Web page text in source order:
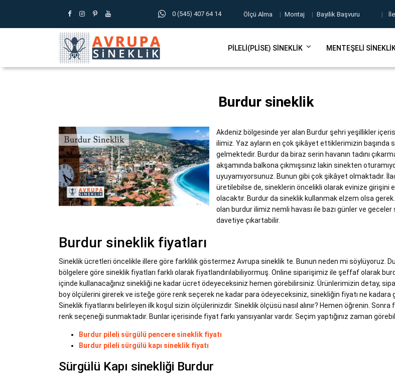
0 (545) 407 64 14 Ölçü Alma | Montaj | Bayilik Başvuru |
PILELI(PLISE) SINEKLIK MENTEŞELI
Burdur sineklik
Akdeniz bölgesinde yer alan Burdur şehri yeşillikler
ilimiz. Yaz ayların en çok şikâyet ettiklerimizin başında
gelmektedir. Burdur da biraz serin havanın tadını
akşamında balkona çıkmışsınız lakin sinekten
uyuyamıyorsunuz. Bunun gibi çok şikâyet olmaktadır.
üretilebilse de, sineklerin öncelikli olarak evinize girişini
olacaktır. Burdur da sineklik kullanmak elzem olsa
olan burdur ilimiz nemli havası ile bazı günler ve
davetiye çıkartabilir.
Burdur sineklik fiyatları
Sineklik ücretleri öncelikle illere göre farklılık göstermez Avrupa sineklik te. Bunun neden mi söylüyoruz.
bölgelere göre sineklik fiyatları farklı olarak fiyatlandırılabiliyormuş. Online siparişimiz ile şeffaf olarak
içinde kullanacağınız sinekliği ne kadar ücret ödeyeceksiniz hemen görebilirsiniz. Ürünlerimizin detay,
boy ölçülerini girerek ve isteğe göre renk seçerek ne kadar para ödeyeceksiniz, sinekliğin fiyatı ne kadara
Sineklik fiyatlarını belirleyen ilk koşul sizin ölçülerinizdir. Sineklik ölçüsü nasıl alınır? Hemen öğrenin. Sonra
renk seçeneği sunmaktadır. Bunlar içerisinde fiyat farkı yansıyanlar vardır. Seçim yaptığınız zaman
Burdur pileli sürgülü pencere sineklik fiyatı
Burdur pileli sürgülü kapı sineklik fiyatı
Sürgülü Kapı sinekliği Burdur